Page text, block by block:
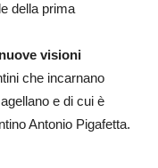
della prima
nuove visioni
che incarnano
e di cui è
Antonio Pigafetta.